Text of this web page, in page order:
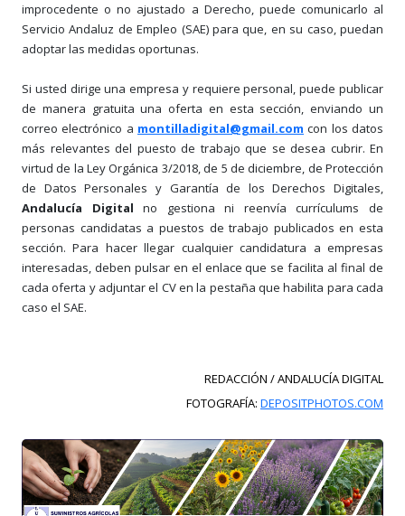
improcedente o no ajustado a Derecho, puede comunicarlo al
Servicio Andaluz de Empleo (SAE) para que, en su caso, puedan
adoptar las medidas oportunas.
Si usted dirige una empresa y requiere personal, puede publicar
de manera gratuita una oferta en esta sección, enviando un
correo electrónico a montilladigital@gmail.com con los datos
más relevantes del puesto de trabajo que se desea cubrir. En
virtud de la Ley Orgánica 3/2018, de 5 de diciembre, de Protección
de Datos Personales y Garantía de los Derechos Digitales,
Andalucía Digital no gestiona ni reenvía currículums de
personas candidatas a puestos de trabajo publicados en esta
sección. Para hacer llegar cualquier candidatura a empresas
interesadas, deben pulsar en el enlace que se facilita al final de
cada oferta y adjuntar el CV en la pestaña que habilita para cada
caso el SAE.
REDACCIÓN / ANDALUCÍA DIGITAL
FOTOGRAFÍA: DEPOSITPHOTOS.COM